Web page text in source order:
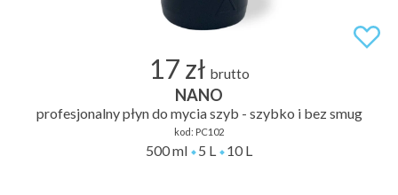
17 zł brutto
NANO
profesjonalny płyn do mycia szyb - szybko i bez smug
kod: PC102
500 ml 5 L 10 L